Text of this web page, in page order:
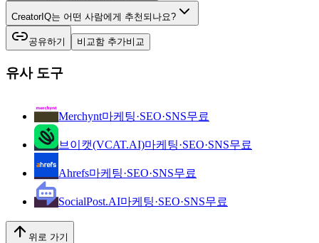
CreatorIQ는 어떤 사람에게 추천되나요?
공유하기 비교함 추가비교
유사 도구
Merchynt마케팅·SEO·SNS무료
브이캣(VCAT.AI)마케팅·SEO·SNS무료
Ahrefs마케팅·SEO·SNS무료
SocialPost.AI마케팅·SEO·SNS무료
위로 가기